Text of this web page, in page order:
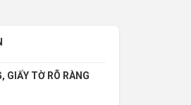
GIẤY TỜ RÕ RÀNG